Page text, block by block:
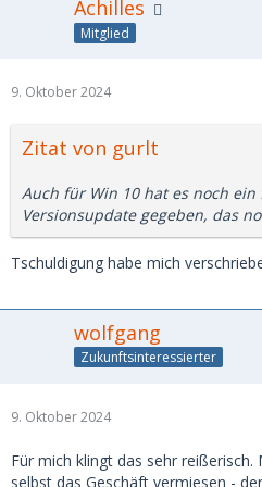
Achilles
Mitglied
9. Oktober 2024
Zitat von gurlt
Auch für Win 10 hat es noch ein
Versionsupdate gegeben, das
Tschuldigung habe mich
wolfgang
Zukunftsinteressierter
9. Oktober 2024
Für mich klingt das sehr
selbst das Geschäft vermiesen -